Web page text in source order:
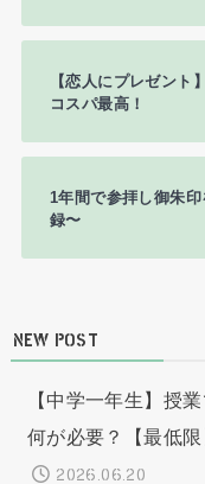
【恋人にプレゼント
コスパ最高！
1年間で参拝し御朱
録〜
NEW POST
【中学一年生】授
何が必要？【最低限
2026.06.20